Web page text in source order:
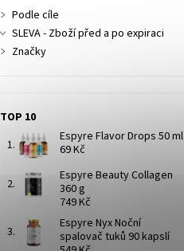
Podle cíle
SLEVA - Zboží před a po expiraci
Značky
TOP 10
Espyre Flavor Drops 50 ml
69 Kč
Espyre Beauty Collagen
360 g
749 Kč
Espyre Nyx Noční
spalovač tuků 90 kapslí